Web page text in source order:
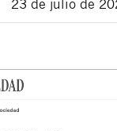
23 de julio de